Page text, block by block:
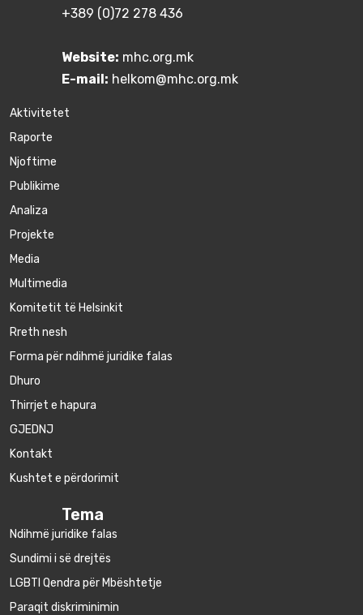
+389 (0)72 278 436
Website: mhc.org.mk
E-mail: helkom@mhc.org.mk
Aktivitetet
Raporte
Njoftime
Publikime
Аnaliza
Projekte
Media
Multimedia
Komitetit të Helsinkit
Rreth nesh
Forma për ndihmë juridike falas
Dhuro
Thirrjet e hapura
GJEDNJ
Kontakt
Kushtet e përdorimit
Tema
Ndihmë juridike falas
Sundimi i së drejtës
LGBTI Qendra për Mbështetje
Paraqit diskriminimin